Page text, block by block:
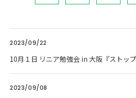
2023/09/22
10月１日 リニア勉強会 in 大阪『ストッ
2023/09/08